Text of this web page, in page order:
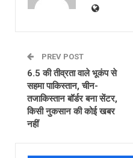
PREV POST
6.5 की तीव्रता वाले भूकंप से
सहमा पाकिस्‍तान, चीन-
तजाकिस्‍तान बॉर्डर बना सेंटर,
किसी नुकसान की कोई खबर
नहीं